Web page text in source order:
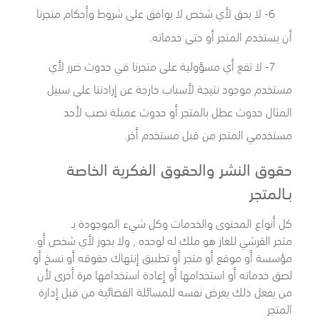
6- لا يحق لأي شخص لا يوافق على شروط وأحكام متجرنا
أن يستخدم المتجر أو حتى خدماته.
7- لا تقع أي مسؤولية على متجرنا في حدوث ضرر لأي
مستخدم موجود نتيجة لأسباب خارجة عن إرادتنا على سبيل
المثال حدوث عطل بالمتجر أو حدوث عميلة نصب لأحد
مستخدمي المتجر من قبل مستخدم أخر.
حقوق النشر والحقوق الفكرية الخاصة
بـالمتجر
كل أنواع المحتوى والخدمات وكل شيء الموجودة بـ
متجر القرشي للغاز هو ملك له لوحده , ولا يجوز لأي شخص أو
مؤسسة أو موقع أو متجر أو تطبيق إنتهاك حقوقه أو نسخ أو
لصق خدماته أو استخدامها أو إعادة استخدامها مرة أخرى لأن
من يفعل ذلك يعرض نفسه للمسائلة القضائية من قبل إدارة
المتجر